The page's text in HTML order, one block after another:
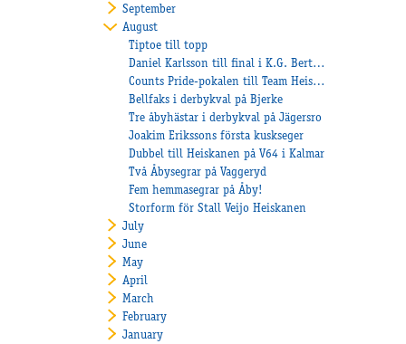
September
August
Tiptoe till topp
Daniel Karlsson till final i K.G. Bertmarks Minne
Counts Pride-pokalen till Team Heiskanen
Bellfaks i derbykval på Bjerke
Tre åbyhästar i derbykval på Jägersro
Joakim Erikssons första kuskseger
Dubbel till Heiskanen på V64 i Kalmar
Två Åbysegrar på Vaggeryd
Fem hemmasegrar på Åby!
Storform för Stall Veijo Heiskanen
July
June
May
April
March
February
January